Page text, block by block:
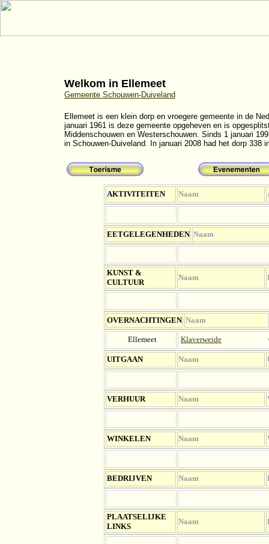
Welkom in Ellemeet
Gemeente Schouwen-Duiveland
Ellemeet is een klein dorp en vroegere gemeente in de
januari 1961 is deze gemeente opgeheven en is
Middenschouwen en Westerschouwen. Sinds 1 januari
in Schouwen-Duiveland. In januari 2008 had het dorp 338
AKTIVITEITEN Naam
EETGELEGENHEDEN Naam
KUNST &
CULTUUR
Naam
OVERNACHTINGEN Naam
Ellemeet Klaverweide
UITGAAN Naam
VERHUUR Naam
WINKELEN Naam
BEDRIJVEN Naam
PLAATSELIJKE
LINKS
Naam